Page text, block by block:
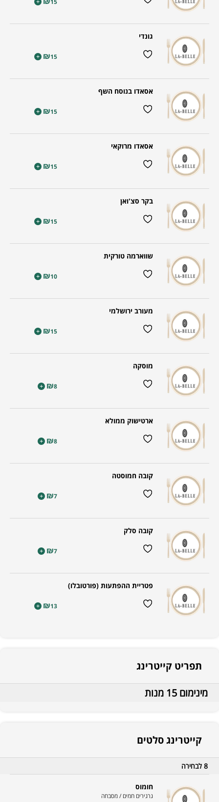
15
+
גונדי
₪15
+
אסאדו בנוסח השף
₪15
+
אסאדו מרוקאי
₪15
+
בקר סצ'ואן
₪15
+
שווארמה טורקית
₪10
+
מעורב ירושלמי
₪15
+
מוסקה
₪8
+
ארטישוק ממולא
₪8
+
קובה חמוסטה
₪7
+
קובה סלק
₪7
+
פטריית ההפתעות (פורטובלו)
₪13
+
תפריט קייטרינג
מינימום 15 מנות
קייטרינג סלטים
8 לבחירה
חומוס
גרגירים חמים / מסבחה